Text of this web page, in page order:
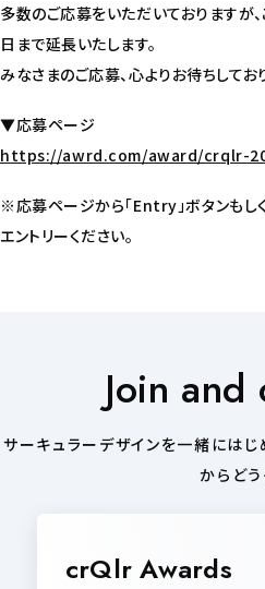
多数のご応募をいただいておりますが
日まで延長いたします。
みなさまのご応募、心よりお待ちしてお
▼応募ページ
https://awrd.com/award/crqlr-
※応募ページから「Entry」ボタンもし
エントリーください。
Join and
サーキュラーデザインを一緒には
からどう
crQlr Awards